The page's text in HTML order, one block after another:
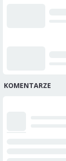
KOMENTARZE